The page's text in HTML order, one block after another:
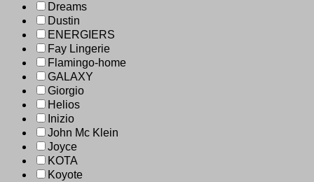
Dreams
Dustin
ENERGIERS
Fay Lingerie
Flamingo-home
GALAXY
Giorgio
Helios
Inizio
John Mc Klein
Joyce
KOTA
Koyote